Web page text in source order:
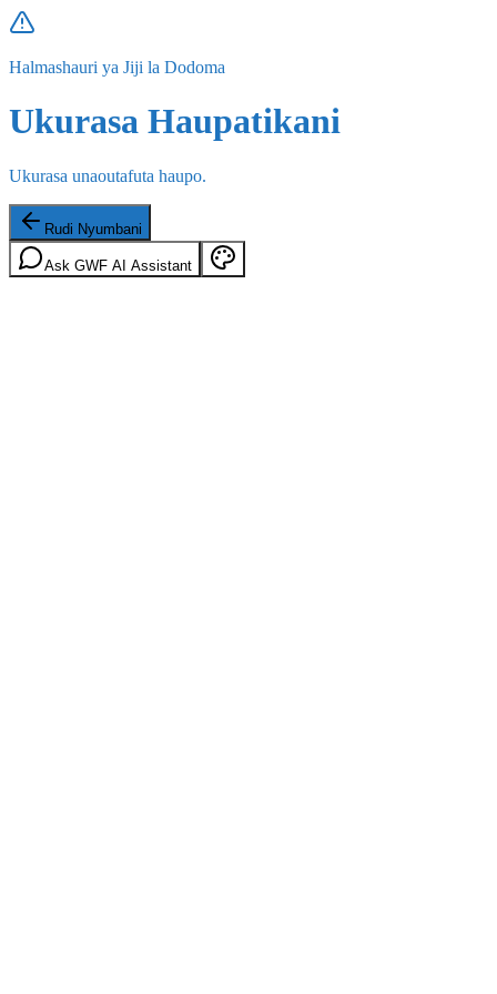
Halmashauri ya Jiji la Dodoma
Ukurasa Haupatikani
Ukurasa unaoutafuta haupo.
Rudi Nyumbani
Ask GWF AI Assistant